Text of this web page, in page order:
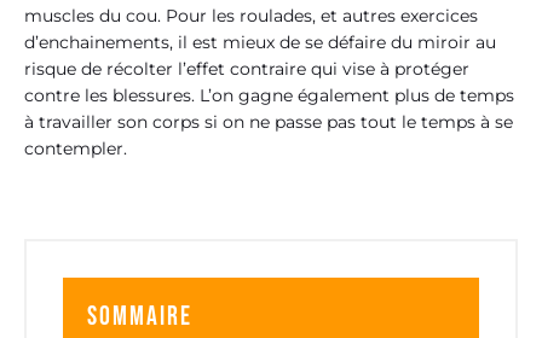
muscles du cou. Pour les roulades, et autres exercices
d’enchainements, il est mieux de se défaire du miroir au
risque de récolter l’effet contraire qui vise à protéger
contre les blessures. L’on gagne également plus de temps
à travailler son corps si on ne passe pas tout le temps à se
contempler.
Sommaire